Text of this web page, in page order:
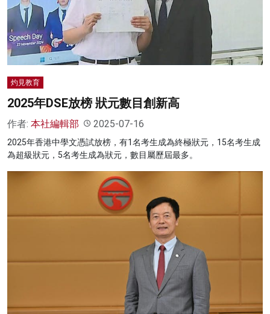
灼見教育
2025年DSE放榜 狀元數目創新高
作者: 本社編輯部 2025-07-16
2025年香港中學文憑試放榜，有1名考生成為終極狀元，15名考生成
為超級狀元，5名考生成為狀元，數目屬歷屆最多。